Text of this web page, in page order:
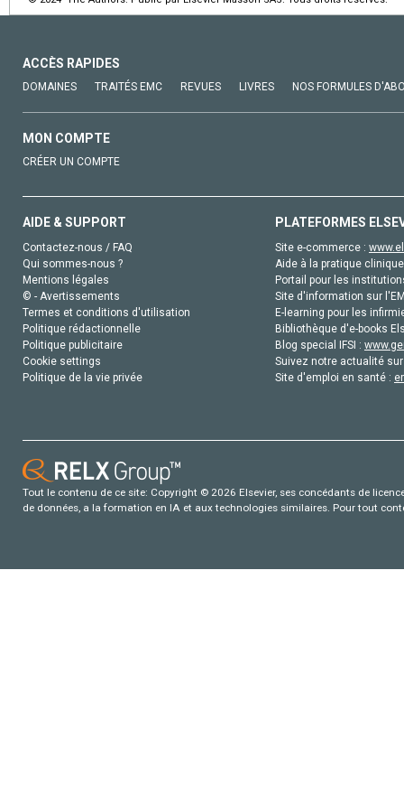
ACCÈS RAPIDES
DOMAINES TRAITÉS EMC REVUES LIVRES NOS FORMULES
MON COMPTE
CRÉER UN COMPTE
AIDE & SUPPORT
Contactez-nous / FAQ
Qui sommes-nous ?
Mentions légales
© - Avertissements
Termes et conditions d'utilisation
Politique rédactionnelle
Politique publicitaire
Cookie settings
Politique de la vie privée
PLATEFORMES
Site e-commerce :
Aide à la pratique
Portail pour les
Site d'information sur
E-learning pour les
Bibliothèque d'e-books
Blog special IFSI :
Suivez notre actualité
Site d'emploi en santé :
Tout le contenu de ce site: Copyright © 2026 Elsevier, ses concédants de
de données, a la formation en IA et aux technologies similaires. Pour tout